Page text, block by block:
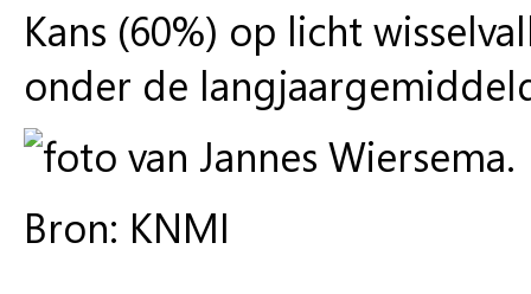
Kans (60%) op licht
onder de
Bron: KNMI